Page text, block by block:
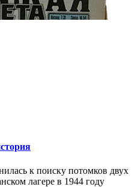
к поиску потомков двух
лагере в 1944 году